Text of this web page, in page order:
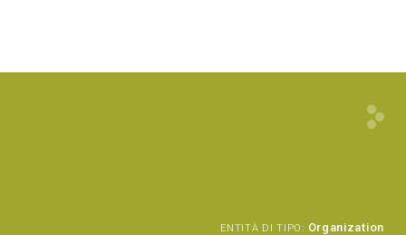
ENTITÀ DI TIPO: Organization